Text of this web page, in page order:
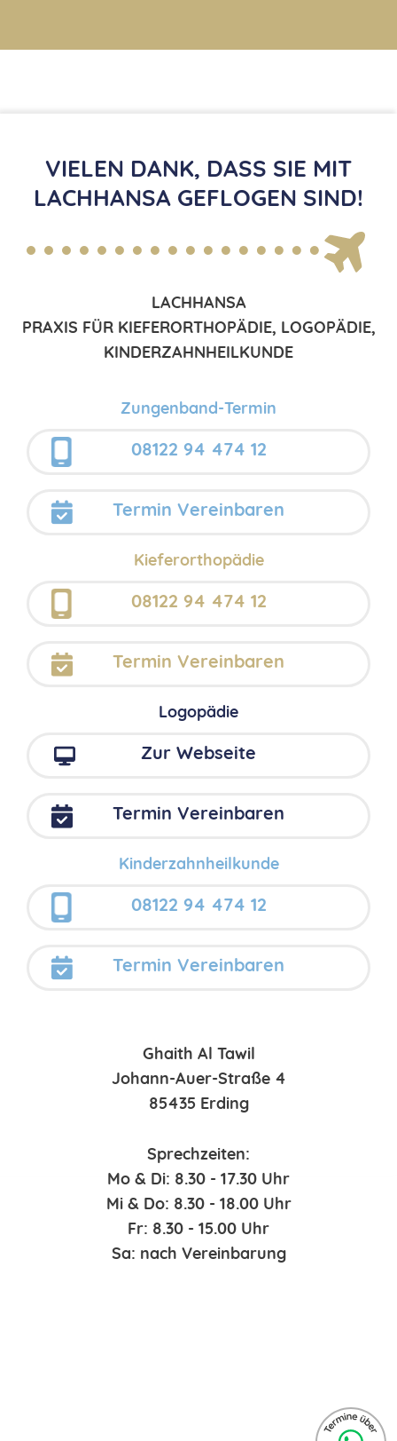
VIELEN DANK, DASS SIE MIT
LACHHANSA GEFLOGEN SIND!
LACHHANSA
PRAXIS FÜR KIEFERORTHOPÄDIE, LOGOPÄDIE,
KINDERZAHNHEILKUNDE
Zungenband-Termin
08122 94 474 12
Termin Vereinbaren
Kieferorthopädie
08122 94 474 12
Termin Vereinbaren
Logopädie
Zur Webseite
Termin Vereinbaren
Kinderzahnheilkunde
08122 94 474 12
Termin Vereinbaren
Ghaith Al Tawil
Johann-Auer-Straße 4
85435 Erding
Sprechzeiten:
Mo & Di: 8.30 - 17.30 Uhr
Mi & Do: 8.30 - 18.00 Uhr
Fr: 8.30 - 15.00 Uhr
Sa: nach Vereinbarung